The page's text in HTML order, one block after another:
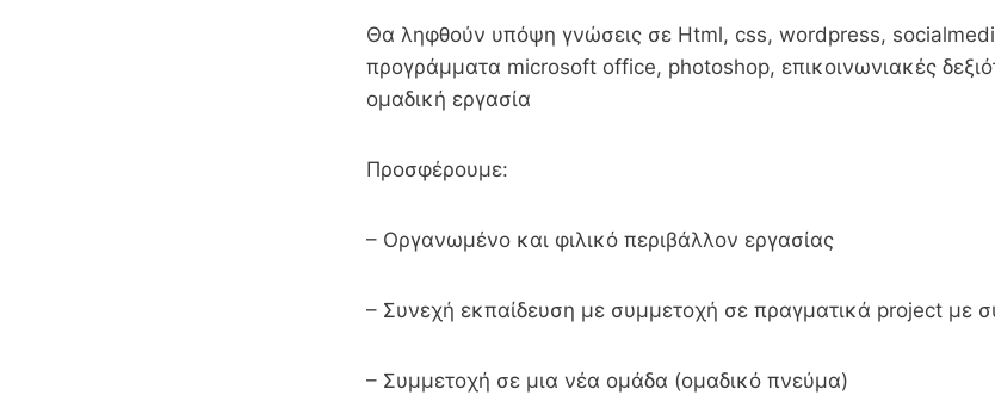
Θα ληφθούν υπόψη γνώσεις σε Html, css, wordpress,
προγράμματα microsoft office, photoshop, επικοινωνιακές
ομαδική εργασία
Προσφέρουμε:
– Οργανωμένο και φιλικό περιβάλλον εργασίας
– Συνεχή εκπαίδευση με συμμετοχή σε πραγματικά project με
– Συμμετοχή σε μια νέα ομάδα (ομαδικό πνεύμα)